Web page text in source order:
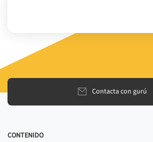
Contacta con gurú
CONTENIDO